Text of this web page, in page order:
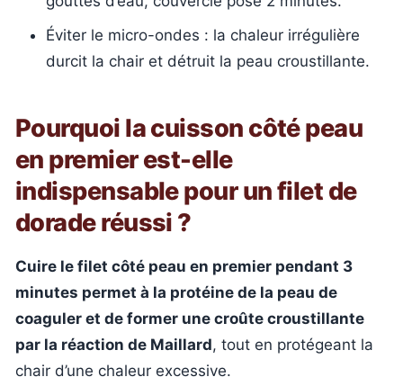
Éviter le micro-ondes : la chaleur irrégulière
durcit la chair et détruit la peau croustillante.
Pourquoi la cuisson côté peau
en premier est-elle
indispensable pour un filet de
dorade réussi ?
Cuire le filet côté peau en premier pendant 3
minutes permet à la protéine de la peau de
coaguler et de former une croûte croustillante
par la réaction de Maillard, tout en protégeant la
chair d’une chaleur excessive.